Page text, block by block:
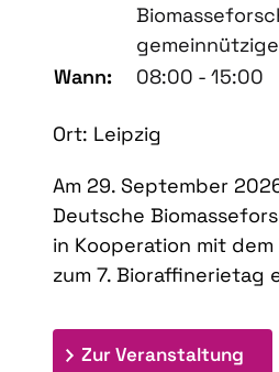
gemeinnützige
Wann:
08:00 - 15:00
Ort: Leipzig
Am 29. September
Deutsche
in Kooperation mit dem
zum 7. Bioraffinerietag
Zur Veranstaltung